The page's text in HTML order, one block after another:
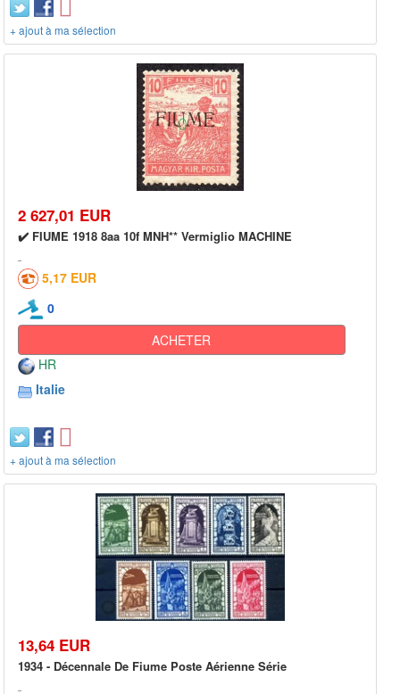
+ ajout à ma sélection
2 627,01 EUR
✔️ FIUME 1918 8aa 10f MNH** Vermiglio MACHINE
5,17 EUR
0
ACHETER
HR
Italie
+ ajout à ma sélection
13,64 EUR
1934 - Décennale De Fiume Poste Aérienne Série